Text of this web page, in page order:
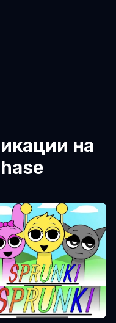
на
Sprunki Phase 1